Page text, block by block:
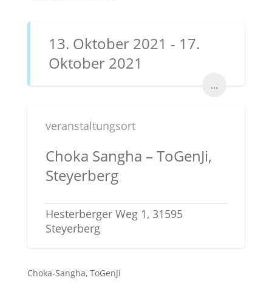
13. Oktober 2021 - 17.
Oktober 2021
...
veranstaltungsort
Choka Sangha – ToGenJi,
Steyerberg
Hesterberger Weg 1, 31595
Steyerberg
Choka-Sangha, ToGenJi